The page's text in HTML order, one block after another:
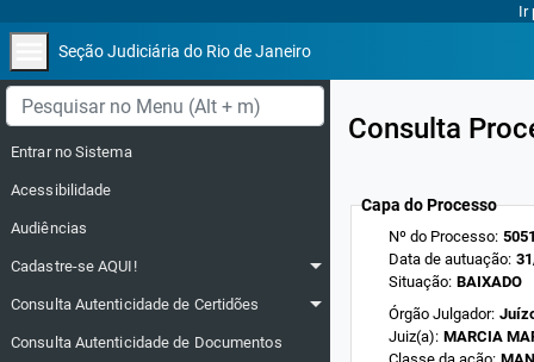
Ir
Seção Judiciária do Rio de Janeiro
Menu lateral
Entrar no Sistema
Acessibilidade
Audiências
Cadastre-se AQUI! arrow_drop_down
Consulta Autenticidade de Certidões arrow_drop_down
Consulta Autenticidade de Documentos
Consulta
Capa do Processo
Nº do Processo:
Data de autuação:
Situação: BAIXADO
Órgão Julgador:
Juiz(a): MARCIA